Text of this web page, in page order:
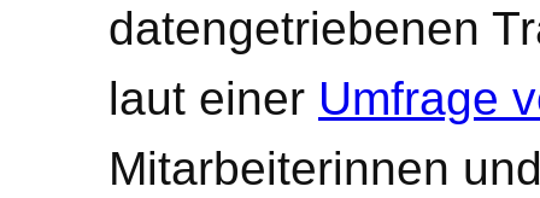
datengetriebenen
laut einer Umfrage
Mitarbeiterinnen